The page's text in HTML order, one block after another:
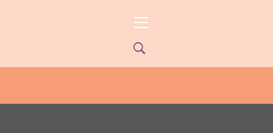
principal
ONCE PARANÁ YOUTUBE/PYPNEWS –